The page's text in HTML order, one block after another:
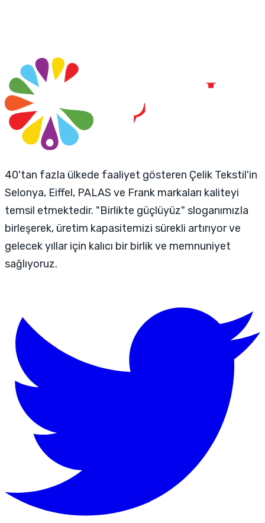
40'tan fazla ülkede faaliyet gösteren Çelik Tekstil'in
Selonya, Eiffel, PALAS ve Frank markaları kaliteyi
temsil etmektedir. "Birlikte güçlüyüz" sloganımızla
birleşerek, üretim kapasitemizi sürekli artırıyor ve
gelecek yıllar için kalıcı bir birlik ve memnuniyet
sağlıyoruz.